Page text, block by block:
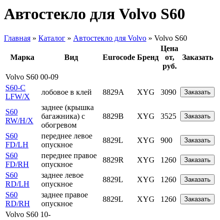
Автостекло для Volvo S60
Главная » Каталог » Автостекло для Volvo » Volvo S60
Марка Вид Eurocode Бренд
Цена
от,
руб.
Заказать
Volvo S60 00-09
S60-C
LFW/X
лобовое в клей 8829A XYG 3090 Заказать
S60
RW/H/X
заднее (крышка
багажника) с
обогревом
8829B XYG 3525 Заказать
S60
FD/LH
переднее левое
опускное
8829L XYG 900 Заказать
S60
FD/RH
переднее правое
опускное
8829R XYG 1260 Заказать
S60
RD/LH
заднее левое
опускное
8829L XYG 1260 Заказать
S60
RD/RH
заднее правое
опускное
8829L XYG 1260 Заказать
Volvo S60 10-